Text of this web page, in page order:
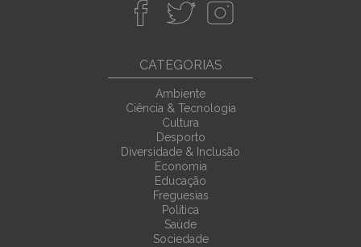
CATEGORIAS
Ambiente
Ciência & Tecnologia
Cultura
Desporto
Diversidade & Inclusão
Economia
Educação
Freguesias
Política
Saúde
Sociedade